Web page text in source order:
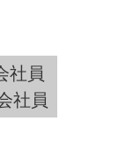
員
社員